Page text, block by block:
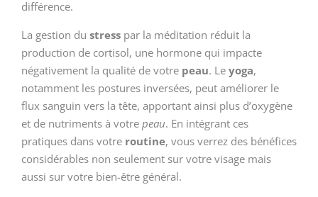
différence.
La gestion du stress par la méditation réduit la
production de cortisol, une hormone qui impacte
négativement la qualité de votre peau. Le yoga,
notamment les postures inversées, peut améliorer le
flux sanguin vers la tête, apportant ainsi plus d’oxygène
et de nutriments à votre peau. En intégrant ces
pratiques dans votre routine, vous verrez des bénéfices
considérables non seulement sur votre visage mais
aussi sur votre bien-être général.